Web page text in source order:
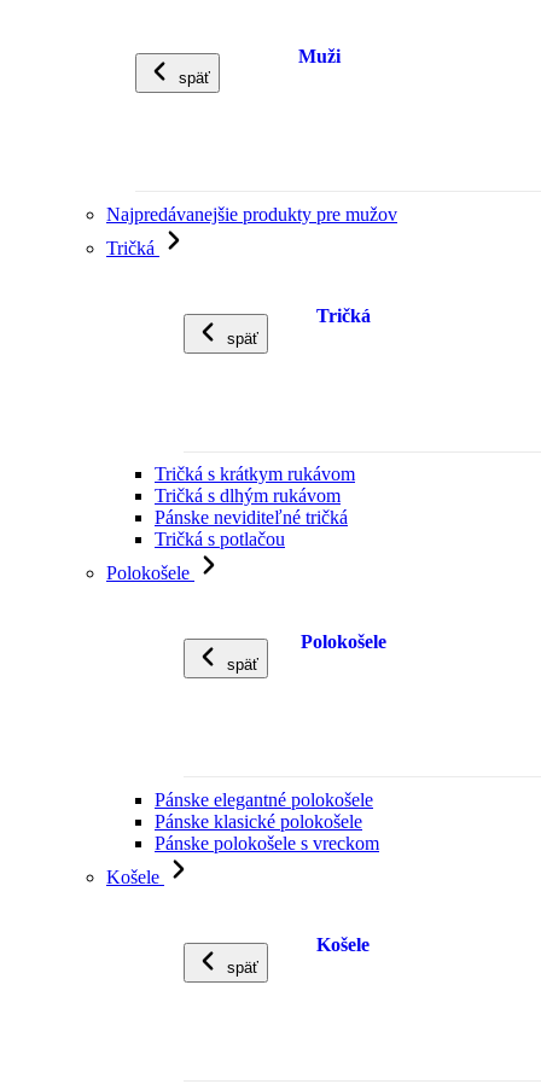
späť
Muži
Najpredávanejšie produkty pre mužov
Tričká
späť
Tričká
Tričká s krátkym rukávom
Tričká s dlhým rukávom
Pánske neviditeľné tričká
Tričká s potlačou
Polokošele
späť
Polokošele
Pánske elegantné polokošele
Pánske klasické polokošele
Pánske polokošele s vreckom
Košele
späť
Košele